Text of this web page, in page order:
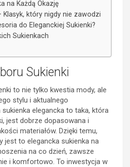
na Każdą Okazję
Klasyk, który nigdy nie zawodzi
do Eleganckiej Sukienki?
Sukienkach
Sukienki
to nie tylko kwestia mody, ale
stylu i aktualnego
elegancka to taka, która
jest dobrze dopasowana i
materiałów. Dzięki temu,
jest to elegancka sukienka na
na co dzień, zawsze
i komfortowo. To inwestycja w